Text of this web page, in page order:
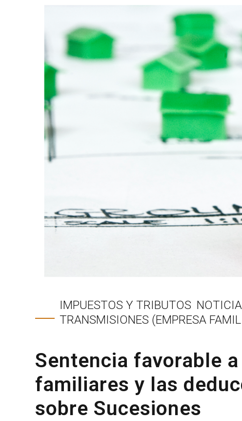
IMPUESTOS Y TRIBUTOS
TRANSMISIONES (EMPRESA
Sentencia favorable
familiares y las
sobre Sucesiones